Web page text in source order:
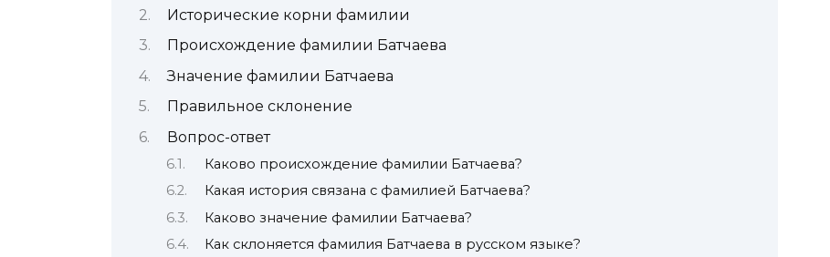
Исторические корни фамилии
Происхождение фамилии Батчаева
Значение фамилии Батчаева
Правильное склонение
Вопрос-ответ
Каково происхождение фамилии Батчаева?
Какая история связана с фамилией Батчаева?
Каково значение фамилии Батчаева?
Как склоняется фамилия Батчаева в русском языке?